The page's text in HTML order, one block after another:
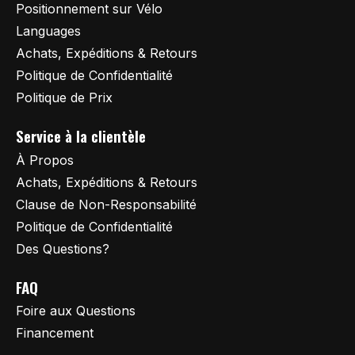
Positionnement sur Vélo
Languages
Achats, Expéditions & Retours
Politique de Confidentialité
Politique de Prix
Service à la clientèle
À Propos
Achats, Expéditions & Retours
Clause de Non-Responsabilité
Politique de Confidentialité
Des Questions?
FAQ
Foire aux Questions
Financement